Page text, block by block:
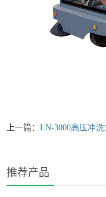
上一篇：LN-3000高压冲
推荐产品